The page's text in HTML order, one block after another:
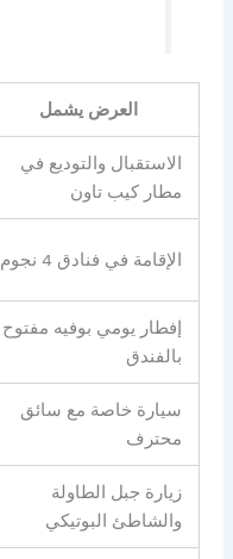
العرض يشمل
الاستقبال والتوديع في
مطار كيب تاون
الإقامة في فنادق 4 نجوم
إفطار يومي بوفيه مفتوح
بالفندق
سيارة خاصة مع سائق
محترف
زيارة جبل الطاولة
والشاطئ البوتيكي